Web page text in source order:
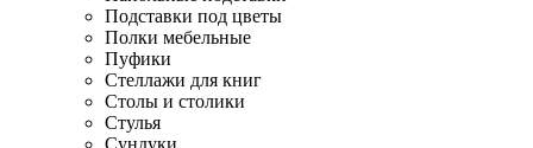
Подставки под цветы
Полки мебельные
Пуфики
Стеллажи для книг
Столы и столики
Стулья
Сундуки